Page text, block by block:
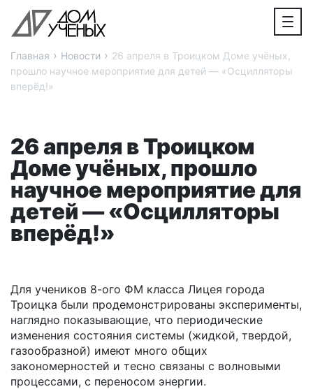
Главная › Новости › 26 апреля в Троицком Доме учёных,
прошло научное мероприятие для детей — «Осцилляторы
вперёд!»
26 апреля в Троицком
Доме учёных, прошло
научное мероприятие для
детей — «Осцилляторы
вперёд!»
Для учеников 8-ого ФМ класса Лицея города
Троицка были продемонстрированы эксперименты,
наглядно показывающие, что периодические
изменения состояния системы (жидкой, твердой,
газообразной) имеют много общих
закономерностей и тесно связаны с волновыми
процессами, с переносом энергии.